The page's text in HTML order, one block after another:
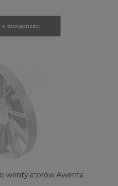
o dostępności
wentylatorów Awenta